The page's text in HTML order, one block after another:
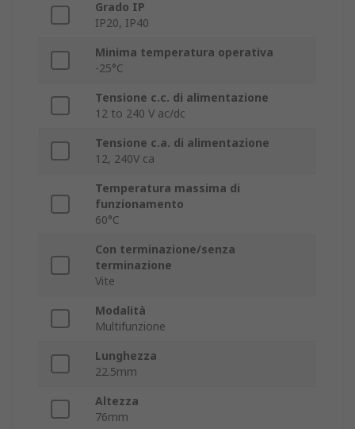
Grado IP
IP20, IP40
Minima temperatura operativa
-25°C
Tensione c.c. di alimentazione
12 to 240 V ac/dc
Tensione c.a. di alimentazione
12, 240V ca
Temperatura massima di
funzionamento
60°C
Con terminazione/senza
terminazione
Vite
Modalità
Multifunzione
Lunghezza
22.5mm
Altezza
76mm